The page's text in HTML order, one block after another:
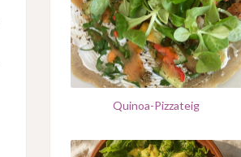
Quinoa-Pizzateig